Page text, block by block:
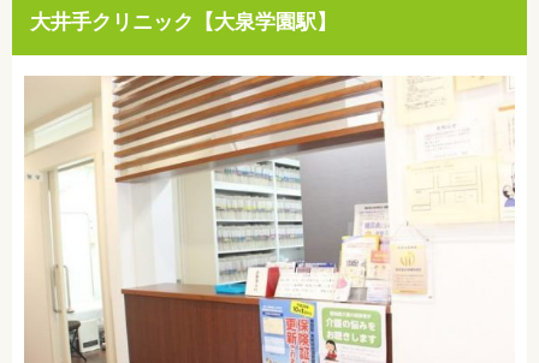
大井手クリニック【大泉学園駅】